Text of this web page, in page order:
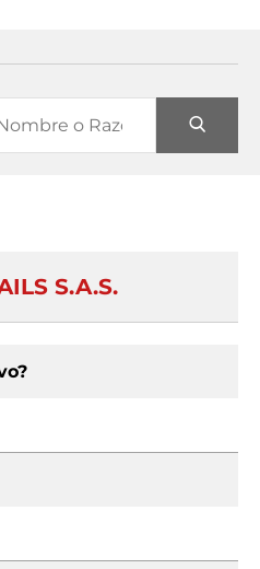
S.A.S.